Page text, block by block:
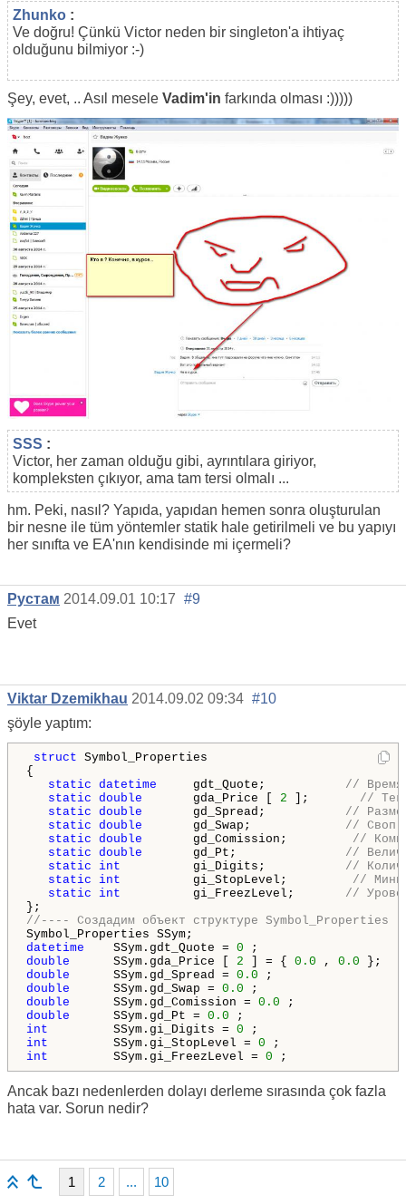
Zhunko :
Ve doğru! Çünkü Victor neden bir singleton'a ihtiyaç
olduğunu bilmiyor :-)
Şey, evet, .. Asıl mesele Vadim'in farkında olması :)))))
SSS :
Victor, her zaman olduğu gibi, ayrıntılara giriyor,
kompleksten çıkıyor, ama tam tersi olmalı ...
hm. Peki, nasıl? Yapıda, yapıdan hemen sonra oluşturulan
bir nesne ile tüm yöntemler statik hale getirilmeli ve bu yapıyı
her sınıfta ve EA'nın kendisinde mi içermeli?
Рустам 2014.09.01 10:17 #9
Evet
Viktar Dzemikhau 2014.09.02 09:34 #10
şöyle yaptım:
struct Symbol_Properties
{
static datetime gdt_Quote; // Время
static double gda_Price [ 2 ]; //
static double gd_Spread; //
static double gd_Swap; // Своп
static double gd_Comission; //
static double gd_Pt; //
static
int gi_Digits; //
static
int gi_StopLevel; //
static
int gi_FreezLevel; //
//---- Создадим объект структуре Symbol_Properties
datetime SSym.gdt_Quote = 0
double SSym.gda_Price [ 2 ] = { 0.0 , 0.0
double SSym.gd_Spread = 0.0
double SSym.gd_Swap = 0.0
double SSym.gd_Comission = 0.0
double SSym.gd_Pt = 0.0
int SSym.gi_Digits = 0
int SSym.gi_StopLevel = 0
int SSym.gi_FreezLevel = 0 ;
Ancak bazı nedenlerden dolayı derleme sırasında çok fazla
hata var. Sorun nedir?
1 2 ... 10